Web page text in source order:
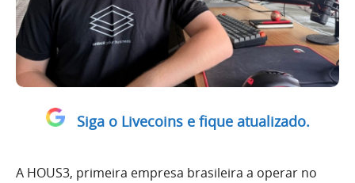
Siga o Livecoins e fique atualizado.
A HOUS3, primeira empresa brasileira a operar no